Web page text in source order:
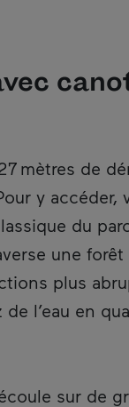
s'ouvrira
mètres de
y accéder,
du
une
plus
l’eau en
sur de